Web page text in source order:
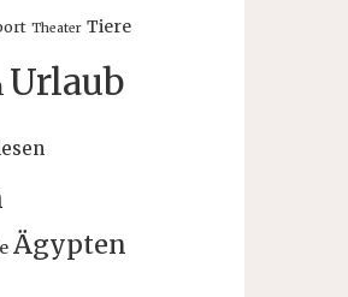
Theater Tiere
Urlaub
Ägypten